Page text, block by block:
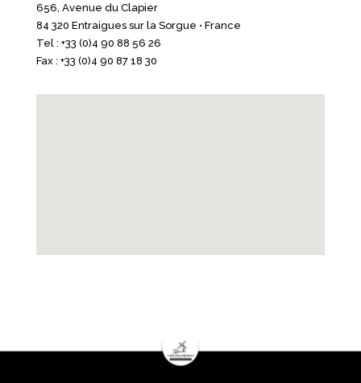
656, Avenue du Clapier
84 320 Entraigues sur la Sorgue • France
Tel : +33 (0)4 90 88 56 26
Fax : +33 (0)4 90 87 18 30